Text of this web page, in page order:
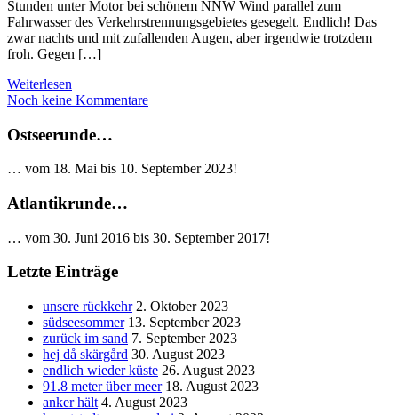
Stunden unter Motor bei schönem NNW Wind parallel zum
Fahrwasser des Verkehrstrennungsgebietes gesegelt. Endlich! Das
zwar nachts und mit zufallenden Augen, aber irgendwie trotzdem
froh. Gegen […]
Weiterlesen
Noch keine Kommentare
Ostseerunde…
… vom 18. Mai bis 10. September 2023!
Atlantikrunde…
… vom 30. Juni 2016 bis 30. September 2017!
Letzte Einträge
unsere rückkehr 2. Oktober 2023
südseesommer 13. September 2023
zurück im sand 7. September 2023
hej då skärgård 30. August 2023
endlich wieder küste 26. August 2023
91.8 meter über meer 18. August 2023
anker hält 4. August 2023